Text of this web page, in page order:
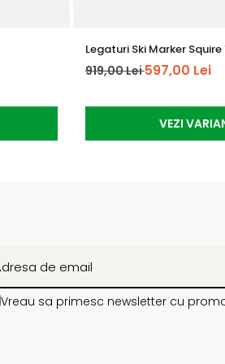
Legaturi Ski Marker Squire
919,00 Lei597,00 Lei
VEZI
Vreau sa primesc newsletter cu